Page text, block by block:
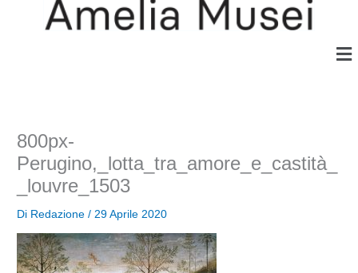
800px-
Perugino,_lotta_tra_amore_e_castità_
_louvre_1503
Di Redazione/ 29 Aprile 2020